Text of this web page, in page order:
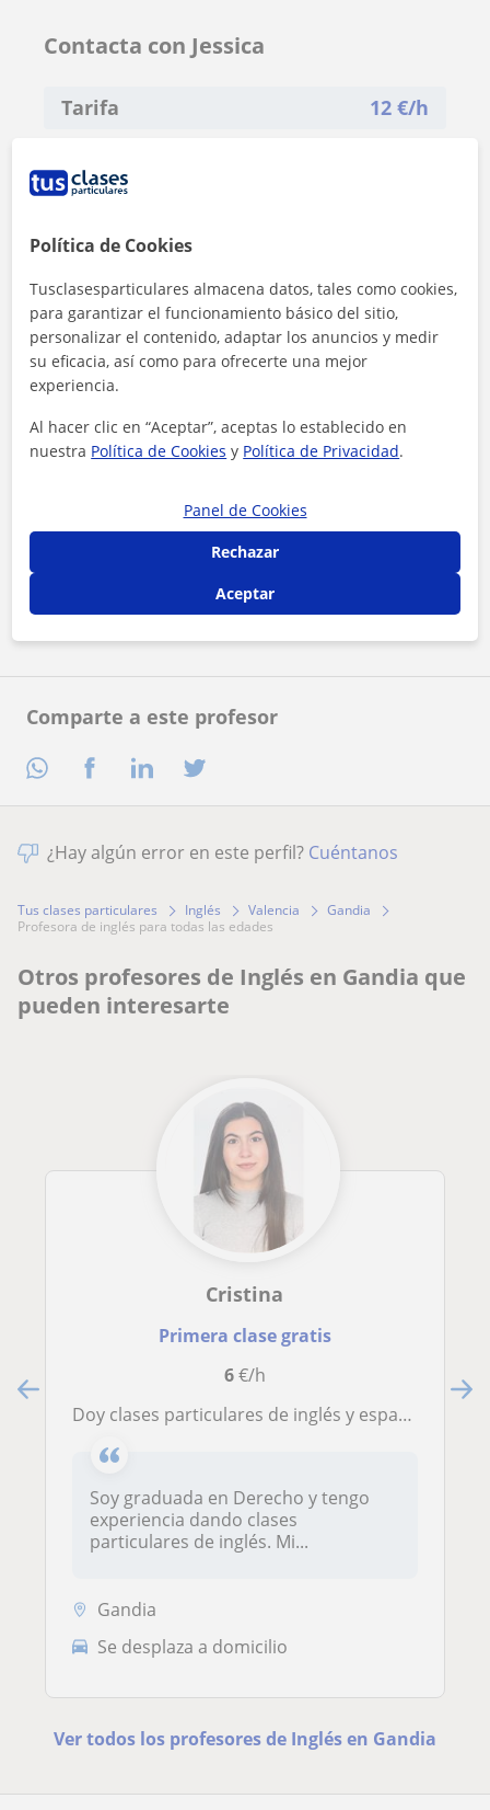
Comparte a este profesor
Contacta con Jessica
Tarifa 12 €/h
Al hacer clic, aceptas nuestroaviso legaly deprivacidad
Contactar ahora
¿Hay algún error en este perfil? Cuéntanos
Tus clases particulares Inglés Valencia
Gandia
profesora de inglés para todas las edades
Otros profesores de Inglés en Gandia que
pueden interesarte
Cristina
Primera clase gratis
6€/h
Doy clases particulares de inglés y español
Soy graduada en Derecho y tengo
experiencia dando clases
particulares de inglés. Mi...
Gandia
Se desplaza a domicilio
Ver todos los profesores de Inglés en Gandia
Política de Cookies
Tusclasesparticulares almacena datos, tales como cookies,
para garantizar el funcionamiento básico del sitio,
personalizar el contenido, adaptar los anuncios y medir
su eficacia, así como para ofrecerte una mejor
experiencia.
Al hacer clic en “Aceptar”, aceptas lo establecido en
nuestra Política de Cookies y Política de Privacidad.
Panel de Cookies
Rechazar
Aceptar